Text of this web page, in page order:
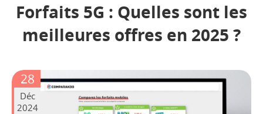
Forfaits 5G : Quelles sont les
meilleures offres en 2025 ?
28
Déc
2024